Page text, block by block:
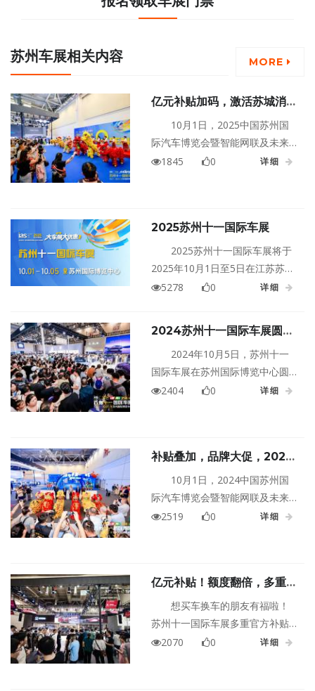
苏州车展相关内容 MORE
亿元补贴加码，激活苏城消费
黄金周！2025苏州十一国际
车展10.1盛大开幕！
10月1日，2025中国苏州国
际汽车博览会暨智能网联及未来
出行汽车博览会（以下简称苏州
1845 0 详细
2025苏州十一国际车展
2025苏州十一国际车展将于
2025年10月1日至5日在江苏苏州
国际博览中心盛大举行！
5278 0 详细
2024苏州十一国际车展圆满
闭幕，期待我们明年再相见！
2024年10月5日，苏州十一
国际车展在苏州国际博览中心圆
满落幕，为期五天的展会如火如
办方补贴等多重刺激下，销量扶
摇直上，燃爆假日经济。据统
计，本次车展观展人数创新高，
超27万余人次，预定成交车辆
2404 0 详细
补贴叠加，品牌大促，2024
苏州十一国际车展于10.1盛大
开幕，燃动苏城消费黄金周！
10月1日，2024中国苏州国
际汽车博览会暨智能网联及未来
出行汽车博览会（以下简称苏州
商，1000余款热门车型，展示最
新车型与前沿科技，开启全品牌
试驾，叠加多重购车补贴，设立
丰富的活动玩法，超多惊喜与亮
2519 0 详细
亿元补贴！额度翻倍，多重补
贴可叠加！苏州十一国际车
展，年内最佳购车时机！
想买车换车的朋友有福啦！
苏州十一国际车展多重官方补贴
叠加，苏州迎来年内最佳购车时
2070 0 详细